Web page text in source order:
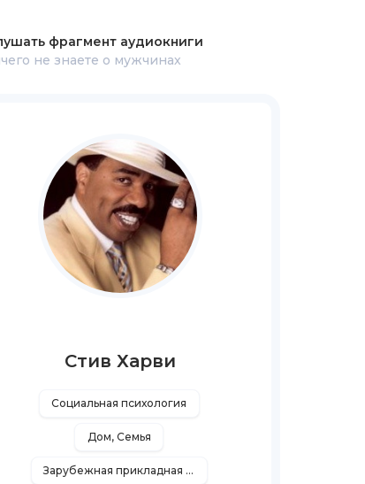
фрагмент аудиокниги
не знаете о мужчинах
Стив Харви
Социальная психология
Дом, Семья
Зарубежная прикладная и научно-популярная литература